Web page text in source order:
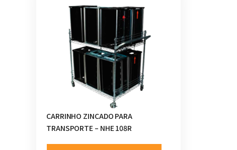
CARRINHO ZINCADO PARA
TRANSPORTE – NHE 108R